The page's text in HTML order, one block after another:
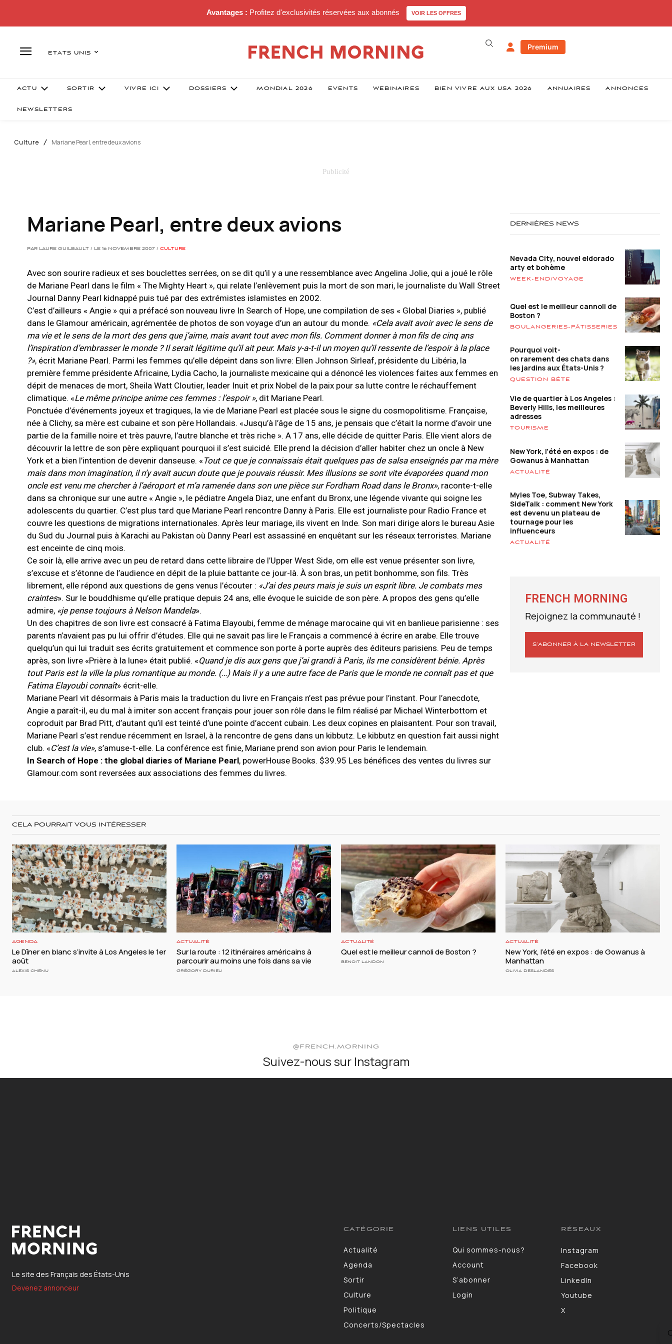
Avantages : Profitez d'exclusivités réservées aux abonnés VOIR LES OFFRES
ETATS UNIS
Premium
ACTU SORTIR VIVRE ICI DOSSIERS MONDIAL 2026 EVENTS WEBINAIRES BIEN VIVRE AUX USA 2026 ANNUAIRES ANNONCES
NEWSLETTERS
Culture Mariane Pearl, entre deux avions
Mariane Pearl, entre deux avions
PAR LAURE GUILBAULT / LE 16 NOVEMBRE 2007 / CULTURE
Avec son sourire radieux et ses bouclettes serrées, on se dit qu’il y a une ressemblance avec Angelina Jolie, qui a joué le rôle
de Mariane Pearl dans le film « The Mighty Heart », qui relate l’enlèvement puis la mort de son mari, le journaliste du Wall Street
Journal Danny Pearl kidnappé puis tué par des extrémistes islamistes en 2002.
C’est d’ailleurs « Angie » qui a préfacé son nouveau livre In Search of Hope, une compilation de ses « Global Diaries », publié
dans le Glamour américain, agrémentée de photos de son voyage d’un an autour du monde. «Cela avait avoir avec le sens de
ma vie et le sens de la mort des gens que j’aime, mais avant tout avec mon fils. Comment donner à mon fils de cinq ans
l’inspiration d’embrasser le monde ? Il serait légitime qu’il ait peur. Mais y-a-t-il un moyen qu’il ressente de l’espoir à la place
?», écrit Mariane Pearl. Parmi les femmes qu’elle dépeint dans son livre: Ellen Johnson Sirleaf, présidente du Libéria, la
première femme présidente Africaine, Lydia Cacho, la journaliste mexicaine qui a dénoncé les violences faites aux femmes en
dépit de menaces de mort, Sheila Watt Cloutier, leader Inuit et prix Nobel de la paix pour sa lutte contre le réchauffement
climatique. «Le même principe anime ces femmes : l’espoir », dit Mariane Pearl.
Ponctuée d’événements joyeux et tragiques, la vie de Mariane Pearl est placée sous le signe du cosmopolitisme. Française,
née à Clichy, sa mère est cubaine et son père Hollandais. «Jusqu’à l’âge de 15 ans, je pensais que c’était la norme d’avoir une
partie de la famille noire et très pauvre, l’autre blanche et très riche ». A 17 ans, elle décide de quitter Paris. Elle vient alors de
découvrir la lettre de son père expliquant pourquoi il s’est suicidé. Elle prend la décision d’aller habiter chez un oncle à New
York et a bien l’intention de devenir danseuse. « Tout ce que je connaissais était quelques pas de salsa enseignés par ma mère
mais dans mon imagination, il n’y avait aucun doute que je pouvais réussir. Mes illusions se sont vite évaporées quand mon
oncle est venu me chercher à l’aéroport et m’a ramenée dans son une pièce sur Fordham Road dans le Bronx», raconte-t-elle
dans sa chronique sur une autre « Angie », le pédiatre Angela Diaz, une enfant du Bronx, une légende vivante qui soigne les
adolescents du quartier. C’est plus tard que Mariane Pearl rencontre Danny à Paris. Elle est journaliste pour Radio France et
couvre les questions de migrations internationales. Après leur mariage, ils vivent en Inde. Son mari dirige alors le bureau Asie
du Sud du Journal puis à Karachi au Pakistan où Danny Pearl est assassiné en enquêtant sur les réseaux terroristes. Mariane
est enceinte de cinq mois.
Ce soir là, elle arrive avec un peu de retard dans cette libraire de l’Upper West Side, om elle est venue présenter son livre,
s’excuse et s’étonne de l’audience en dépit de la pluie battante ce jour-là. À son bras, un petit bonhomme, son fils. Très
librement, elle répond aux questions de gens venus l’écouter : «J’ai des peurs mais je suis un esprit libre. Je combats mes
craintes». Sur le bouddhisme qu’elle pratique depuis 24 ans, elle évoque le suicide de son père. A propos des gens qu’elle
admire, «je pense toujours à Nelson Mandela».
Un des chapitres de son livre est consacré à Fatima Elayoubi, femme de ménage marocaine qui vit en banlieue parisienne : ses
parents n’avaient pas pu lui offrir d’études. Elle qui ne savait pas lire le Français a commencé à écrire en arabe. Elle trouve
quelqu’un qui lui traduit ses écrits gratuitement et commence son porte à porte auprès des éditeurs parisiens. Peu de temps
après, son livre «Prière à la lune» était publié. «Quand je dis aux gens que j’ai grandi à Paris, ils me considèrent bénie. Après
tout Paris est la ville la plus romantique au monde. (…) Mais il y a une autre face de Paris que le monde ne connaît pas et que
Fatima Elayoubi connaît» écrit-elle.
Mariane Pearl vit désormais à Paris mais la traduction du livre en Français n’est pas prévue pour l’instant. Pour l’anecdote,
Angie a paraît-il, eu du mal à imiter son accent français pour jouer son rôle dans le film réalisé par Michael Winterbottom et
coproduit par Brad Pitt, d’autant qu’il est teinté d’une pointe d’accent cubain. Les deux copines en plaisantent. Pour son travail,
Mariane Pearl s’est rendue récemment en Israel, à la rencontre de gens dans un kibbutz. Le kibbutz en question fait aussi night
club. «C’est la vie», s’amuse-t-elle. La conférence est finie, Mariane prend son avion pour Paris le lendemain.
In Search of Hope : the global diaries of Mariane Pearl, powerHouse Books. $39.95 Les bénéfices des ventes du livres sur
Glamour.com sont reversées aux associations des femmes du livres.
DERNIÈRES NEWS
Nevada City, nouvel eldorado
arty et bohème
WEEK-END/VOYAGE
Quel est le meilleur cannoli de
Boston ?
BOULANGERIES-PÂTISSERIES
Pourquoi voit-
on rarement des chats dans
les jardins aux États-Unis ?
QUESTION BÊTE
Vie de quartier à Los Angeles :
Beverly Hills, les meilleures
adresses
TOURISME
New York, l’été en expos : de
Gowanus à Manhattan
ACTUALITÉ
Myles Toe, Subway Takes,
SideTalk : comment New York
est devenu un plateau de
tournage pour les
influenceurs
ACTUALITÉ
FRENCH MORNING
Rejoignez la communauté !
S’ABONNER À LA NEWSLETTER
CELA POURRAIT VOUS INTÉRESSER
AGENDA
Le Dîner en blanc s’invite à Los Angeles le 1er
août
ALEXIS CHENU
ACTUALITÉ
Sur la route : 12 itinéraires américains à
parcourir au moins une fois dans sa vie
GRÉGORY DURIEU
ACTUALITÉ
Quel est le meilleur cannoli de Boston ?
BENOIT LANDON
ACTUALITÉ
New York, l’été en expos : de Gowanus à
Manhattan
OLIVIA DESLANDES
@FRENCH.MORNING
Suivez-nous sur Instagram
Le site des Français des États-Unis
Devenez annonceur
CATÉGORIE
Actualité
Agenda
Sortir
Culture
Politique
Concerts/Spectacles
LIENS UTILES
Qui sommes-nous?
Account
S’abonner
Login
RÉSEAUX
Instagram
Facebook
LinkedIn
Youtube
X